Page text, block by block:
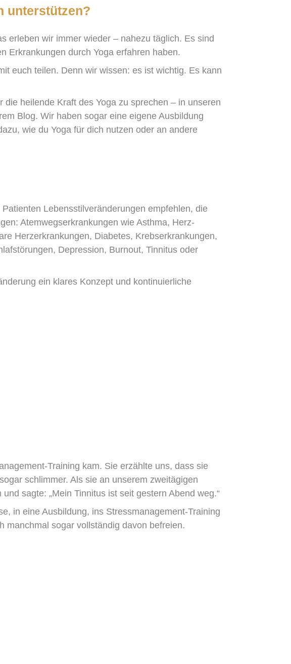
unterstützen?
erleben wir immer wieder – nahezu täglich. Es sind
Erkrankungen durch Yoga erfahren haben.
euch teilen. Denn wir wissen: es ist wichtig. Es kann
heilende Kraft des Yoga zu sprechen – in unseren
Blog. Wir haben sogar eine eigene Ausbildung
wie du Yoga für dich nutzen oder an andere
Lebensstilveränderungen empfehlen, die
Atemwegserkrankungen wie Asthma, Herz-
Herzerkrankungen, Diabetes, Krebserkrankungen,
Depression, Burnout, Tinnitus oder
ein klares Konzept und kontinuierliche
Training kam. Sie erzählte uns, dass sie
schlimmer. Als sie an unserem zweitägigen
sagte: „Mein Tinnitus ist seit gestern Abend weg.“
in eine Ausbildung, ins Stressmanagement-Training
manchmal sogar vollständig davon befreien.